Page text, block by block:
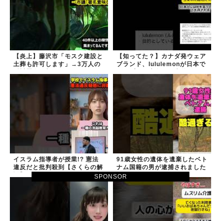
SPONSOR
【炎上】藤沢市「モスク建設と
土葬も許可します」→3万人の
【知ってた？】カナダ発ウェア
ブランド、lululemonが日本で
イスラム指導者が授業!? 憲法
違反だと批判殺到【さくらの解
91歳女性の遺体を遺棄したベト
ナム国籍の男が逮捕されました
#移民 #外国人